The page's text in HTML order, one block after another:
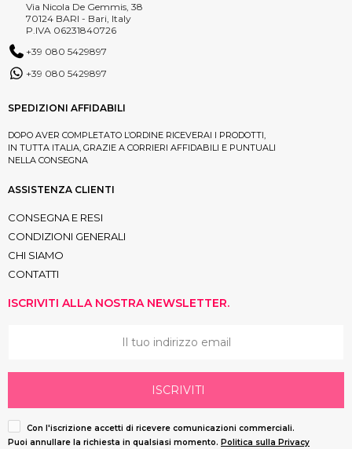
Via Nicola De Gemmis, 38
70124 BARI - Bari, Italy
P.IVA 06231840726
+39 080 5429897
+39 080 5429897
SPEDIZIONI AFFIDABILI
DOPO AVER COMPLETATO L’ORDINE RICEVERAI I PRODOTTI,
IN TUTTA ITALIA, GRAZIE A CORRIERI AFFIDABILI E PUNTUALI
NELLA CONSEGNA
ASSISTENZA CLIENTI
CONSEGNA E RESI
CONDIZIONI GENERALI
CHI SIAMO
CONTATTI
ISCRIVITI ALLA NOSTRA NEWSLETTER.
ISCRIVITI
Con l'iscrizione accetti di ricevere comunicazioni commerciali.
Puoi annullare la richiesta in qualsiasi momento. Politica sulla Privacy